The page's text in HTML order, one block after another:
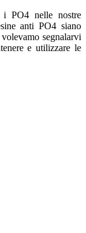
i PO4 nelle nostre
anti PO4 siano
segnalarvi
e utilizzare le